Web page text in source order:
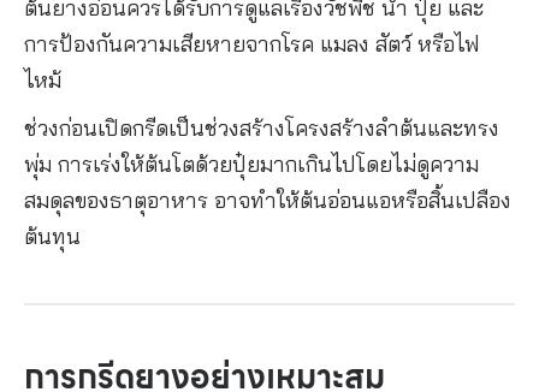
ต้นยางอ่อนควรได้รับการดูแลเรื่องวัชพืช น้ำ ปุ๋ย และ
การป้องกันความเสียหายจากโรค แมลง สัตว์ หรือไฟ
ไหม้
ช่วงก่อนเปิดกรีดเป็นช่วงสร้างโครงสร้างลำต้นและทรง
พุ่ม การเร่งให้ต้นโตด้วยปุ๋ยมากเกินไปโดยไม่ดูความ
สมดุลของธาตุอาหาร อาจทำให้ต้นอ่อนแอหรือสิ้นเปลือง
ต้นทุน
การกรีดยางอย่างเหมาะสม